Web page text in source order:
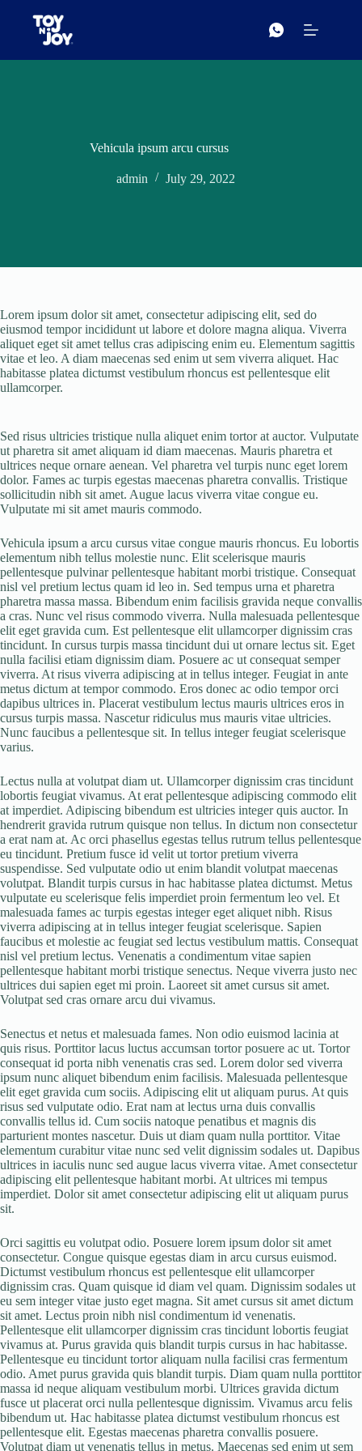
Vehicula ipsum arcu cursus
admin July 29, 2022
Lorem ipsum dolor sit amet, consectetur adipiscing elit, sed do
eiusmod tempor incididunt ut labore et dolore magna aliqua. Viverra
aliquet eget sit amet tellus cras adipiscing enim eu. Elementum sagittis
vitae et leo. A diam maecenas sed enim ut sem viverra aliquet. Hac
habitasse platea dictumst vestibulum rhoncus est pellentesque elit
ullamcorper.
Sed risus ultricies tristique nulla aliquet enim tortor at auctor. Vulputate
ut pharetra sit amet aliquam id diam maecenas. Mauris pharetra et
ultrices neque ornare aenean. Vel pharetra vel turpis nunc eget lorem
dolor. Fames ac turpis egestas maecenas pharetra convallis. Tristique
sollicitudin nibh sit amet. Augue lacus viverra vitae congue eu.
Vulputate mi sit amet mauris commodo.
Vehicula ipsum a arcu cursus vitae congue mauris rhoncus. Eu lobortis
elementum nibh tellus molestie nunc. Elit scelerisque mauris
pellentesque pulvinar pellentesque habitant morbi tristique. Consequat
nisl vel pretium lectus quam id leo in. Sed tempus urna et pharetra
pharetra massa massa. Bibendum enim facilisis gravida neque convallis
a cras. Nunc vel risus commodo viverra. Nulla malesuada pellentesque
elit eget gravida cum. Est pellentesque elit ullamcorper dignissim cras
tincidunt. In cursus turpis massa tincidunt dui ut ornare lectus sit. Eget
nulla facilisi etiam dignissim diam. Posuere ac ut consequat semper
viverra. At risus viverra adipiscing at in tellus integer. Feugiat in ante
metus dictum at tempor commodo. Eros donec ac odio tempor orci
dapibus ultrices in. Placerat vestibulum lectus mauris ultrices eros in
cursus turpis massa. Nascetur ridiculus mus mauris vitae ultricies.
Nunc faucibus a pellentesque sit. In tellus integer feugiat scelerisque
varius.
Lectus nulla at volutpat diam ut. Ullamcorper dignissim cras tincidunt
lobortis feugiat vivamus. At erat pellentesque adipiscing commodo elit
at imperdiet. Adipiscing bibendum est ultricies integer quis auctor. In
hendrerit gravida rutrum quisque non tellus. In dictum non consectetur
a erat nam at. Ac orci phasellus egestas tellus rutrum tellus pellentesque
eu tincidunt. Pretium fusce id velit ut tortor pretium viverra
suspendisse. Sed vulputate odio ut enim blandit volutpat maecenas
volutpat. Blandit turpis cursus in hac habitasse platea dictumst. Metus
vulputate eu scelerisque felis imperdiet proin fermentum leo vel. Et
malesuada fames ac turpis egestas integer eget aliquet nibh. Risus
viverra adipiscing at in tellus integer feugiat scelerisque. Sapien
faucibus et molestie ac feugiat sed lectus vestibulum mattis. Consequat
nisl vel pretium lectus. Venenatis a condimentum vitae sapien
pellentesque habitant morbi tristique senectus. Neque viverra justo nec
ultrices dui sapien eget mi proin. Laoreet sit amet cursus sit amet.
Volutpat sed cras ornare arcu dui vivamus.
Senectus et netus et malesuada fames. Non odio euismod lacinia at
quis risus. Porttitor lacus luctus accumsan tortor posuere ac ut. Tortor
consequat id porta nibh venenatis cras sed. Lorem dolor sed viverra
ipsum nunc aliquet bibendum enim facilisis. Malesuada pellentesque
elit eget gravida cum sociis. Adipiscing elit ut aliquam purus. At quis
risus sed vulputate odio. Erat nam at lectus urna duis convallis
convallis tellus id. Cum sociis natoque penatibus et magnis dis
parturient montes nascetur. Duis ut diam quam nulla porttitor. Vitae
elementum curabitur vitae nunc sed velit dignissim sodales ut. Dapibus
ultrices in iaculis nunc sed augue lacus viverra vitae. Amet consectetur
adipiscing elit pellentesque habitant morbi. At ultrices mi tempus
imperdiet. Dolor sit amet consectetur adipiscing elit ut aliquam purus
sit.
Orci sagittis eu volutpat odio. Posuere lorem ipsum dolor sit amet
consectetur. Congue quisque egestas diam in arcu cursus euismod.
Dictumst vestibulum rhoncus est pellentesque elit ullamcorper
dignissim cras. Quam quisque id diam vel quam. Dignissim sodales ut
eu sem integer vitae justo eget magna. Sit amet cursus sit amet dictum
sit amet. Lectus proin nibh nisl condimentum id venenatis.
Pellentesque elit ullamcorper dignissim cras tincidunt lobortis feugiat
vivamus at. Purus gravida quis blandit turpis cursus in hac habitasse.
Pellentesque eu tincidunt tortor aliquam nulla facilisi cras fermentum
odio. Amet purus gravida quis blandit turpis. Diam quam nulla porttitor
massa id neque aliquam vestibulum morbi. Ultrices gravida dictum
fusce ut placerat orci nulla pellentesque dignissim. Vivamus arcu felis
bibendum ut. Hac habitasse platea dictumst vestibulum rhoncus est
pellentesque elit. Egestas maecenas pharetra convallis posuere.
Volutpat diam ut venenatis tellus in metus. Maecenas sed enim ut sem